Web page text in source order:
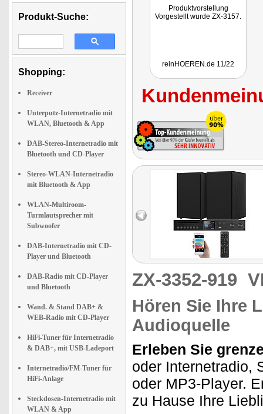
Produkt-Suche:
Shopping:
Receiver
Unterputz-Internetradio mit
WLAN, Bluetooth & App
DAB-Stereo-Internetradio mit
Bluetooth und CD-Player
Stereo-WLAN-Internetradio
mit Bluetooth & App
WLAN-Multiroom-
Turmlautsprecher mit
Subwoofer
DAB-Internetradio mit CD-
Player und Bluetooth
DAB-Radio mit CD-Player
und Bluetooth
Wand. & Stand DAB+ &
WEB-Radio mit CD-Player
HiFi-Tuner für Internetradio
& DAB+, mit USB-Ladeport
Internetradio/FM-Tuner für
HiFi-Anlage
Steckdosen-Internetradio mit
WLAN & App
Produktvorstellung
Vorgestellt wurde ZX-3157.
reinHOEREN.de 11/22
ZX-3352-919
Hören Sie Ihre
Audioquelle
Erleben Sie
oder Internetradio,
oder MP3-Player.
zu Hause Ihre